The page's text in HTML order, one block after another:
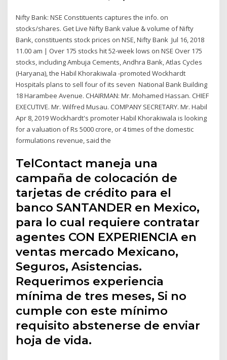
Nifty Bank: NSE Constituents captures the info. on
stocks/shares. Get Live Nifty Bank value & volume of Nifty
Bank, constituents stock prices on NSE, Nifty Bank Jul 16, 2018
11.00 am | Over 175 stocks hit 52-week lows on NSE Over 175
stocks, including Ambuja Cements, Andhra Bank, Atlas Cycles
(Haryana), the Habil Khorakiwala -promoted Wockhardt
Hospitals plans to sell four of its seven National Bank Building
18 Harambee Avenue. CHAIRMAN: Mr. Mohamed Hassan. CHIEF
EXECUTIVE. Mr. Wilfred Musau. COMPANY SECRETARY. Mr. Habil
Apr 8, 2019 Wockhardt's promoter Habil Khorakiwala is looking
for a valuation of Rs 5000 crore, or 4 times of the domestic
formulations revenue, said the
TelContact maneja una
campaña de colocación de
tarjetas de crédito para el
banco SANTANDER en Mexico,
para lo cual requiere contratar
agentes CON EXPERIENCIA en
ventas mercado Mexicano,
Seguros, Asistencias.
Requerimos experiencia
mínima de tres meses, Si no
cumple con este mínimo
requisito abstenerse de enviar
hoja de vida.